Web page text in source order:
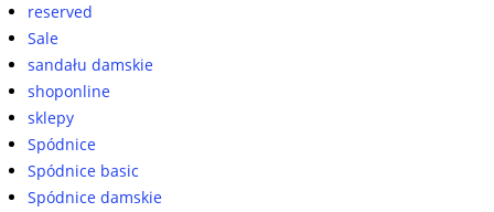
reserved
Sale
sandału damskie
shoponline
sklepy
Spódnice
Spódnice basic
Spódnice damskie